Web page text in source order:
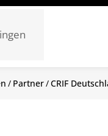
Partner CRIF